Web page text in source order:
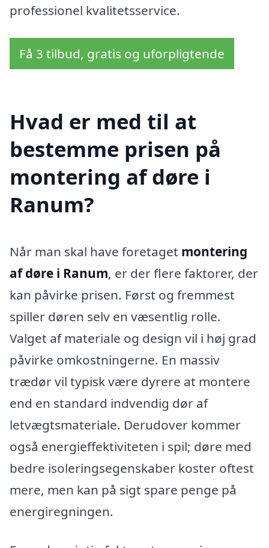
professionel kvalitetsservice.
Få 3 tilbud, gratis og uforpligtende
Hvad er med til at
bestemme prisen på
montering af døre i
Ranum?
Når man skal have foretaget montering
af døre i Ranum, er der flere faktorer, der
kan påvirke prisen. Først og fremmest
spiller døren selv en væsentlig rolle.
Valget af materiale og design vil i høj grad
påvirke omkostningerne. En massiv
trædør vil typisk være dyrere at montere
end en standard indvendig dør af
letvægtsmateriale. Derudover kommer
også energieffektiviteten i spil; døre med
bedre isoleringsegenskaber koster oftest
mere, men kan på sigt spare penge på
energiregningen.